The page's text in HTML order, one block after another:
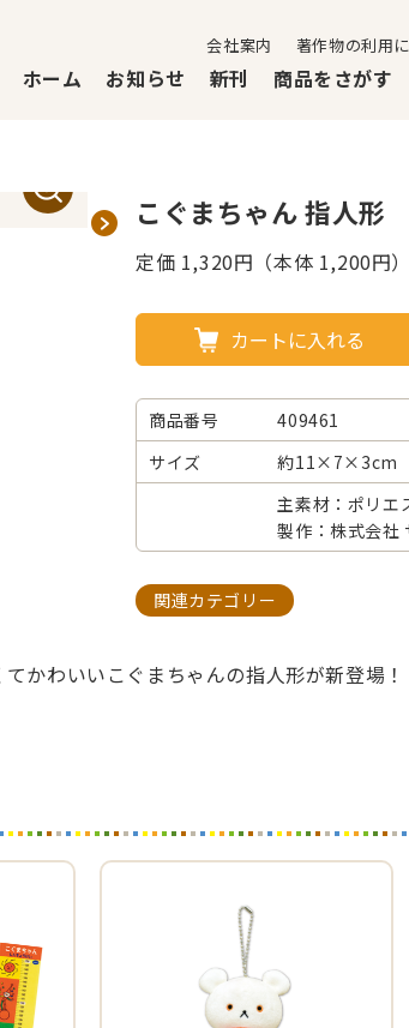
会社案内 著作物の利用
ホーム お知らせ 新刊 商品をさがす
こぐまちゃん 指人形
定価 1,320円（本体 1,200円）
カートに入れる
商品番号
409461
サイズ
約11×7×3cm
主素材：ポリエ
製作：株式会社
関連カテゴリー
かわいいこぐまちゃんの指人形が新登場